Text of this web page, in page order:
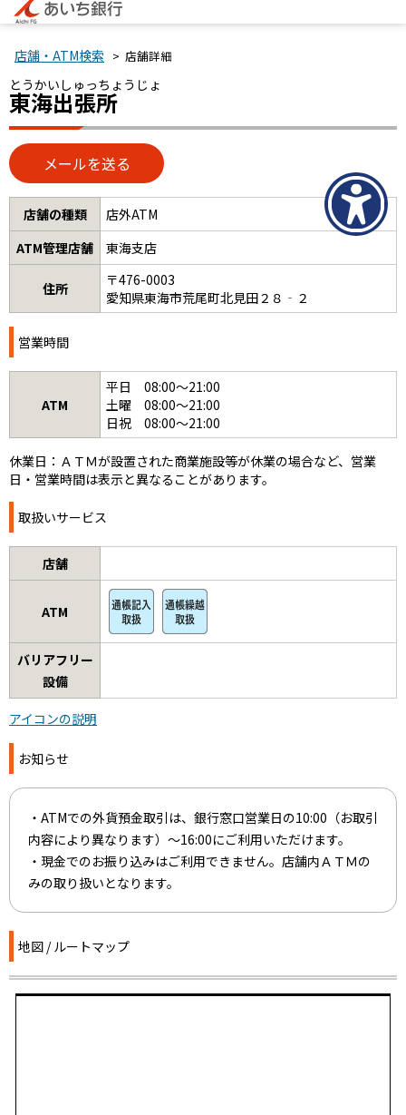
店舗・ATM検索 > 店舗詳細
とうかいしゅっちょうじょ
東海出張所
店舗の種類
店外ATM
ATM管理店舗
東海支店
住所
〒476-0003
愛知県東海市荒尾町北見田２８‐２
営業時間
ATM
平日 08:00～21:00
土曜 08:00～21:00
日祝 08:00～21:00
休業日：ＡＴＭが設置された商業施設等が休業の場合など、営業
日・営業時間は表示と異なることがあります。
取扱いサービス
店舗
ATM
バリアフリー
設備
アイコンの説明
お知らせ
・ATMでの外貨預金取引は、銀行窓口営業日の10:00（お取引
内容により異なります）～16:00にご利用いただけます。
・現金でのお振り込みはご利用できません。店舗内ＡＴＭの
みの取り扱いとなります。
地図 / ルートマップ